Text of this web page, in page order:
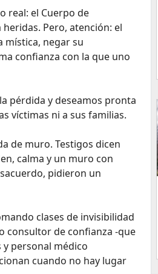
real: el Cuerpo de
Pero, atención: el
mística, negar su
confianza con la que uno
pérdida y deseamos pronta
víctimas ni a sus familias.
de muro. Testigos dicen
calma y un muro con
pidieron un
clases de invisibilidad
consultor de confianza -que
personal médico
cuando no hay lugar